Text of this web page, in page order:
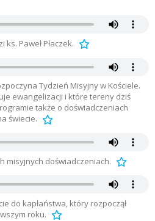
Paweł Płaczek.
Tydzień Misyjny w Kościele.
ewangelizacji i które tereny dziś
także o doświadczeniach
świecie.
misyjnych doświadczeniach.
do kapłaństwa, który rozpoczął
roku.